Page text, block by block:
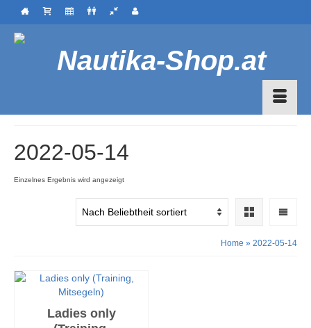
2022-05-14
Einzelnes Ergebnis wird angezeigt
Home » 2022-05-14
Ladies only